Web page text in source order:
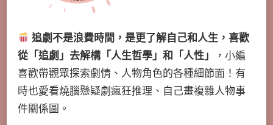
追劇不是浪費時間，是更了解自己和人生，喜歡
從「追劇」去解構「人生哲學」和「人性」
，小編
喜歡帶觀眾探索劇情、人物角色的各種細節面！有
時也愛看燒腦懸疑劇瘋狂推理、自己畫複雜人物事
件關係圖。